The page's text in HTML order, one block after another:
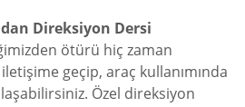
Direksiyon Dersi
ötürü hiç zaman
geçip, araç kullanımında
Özel direksiyon